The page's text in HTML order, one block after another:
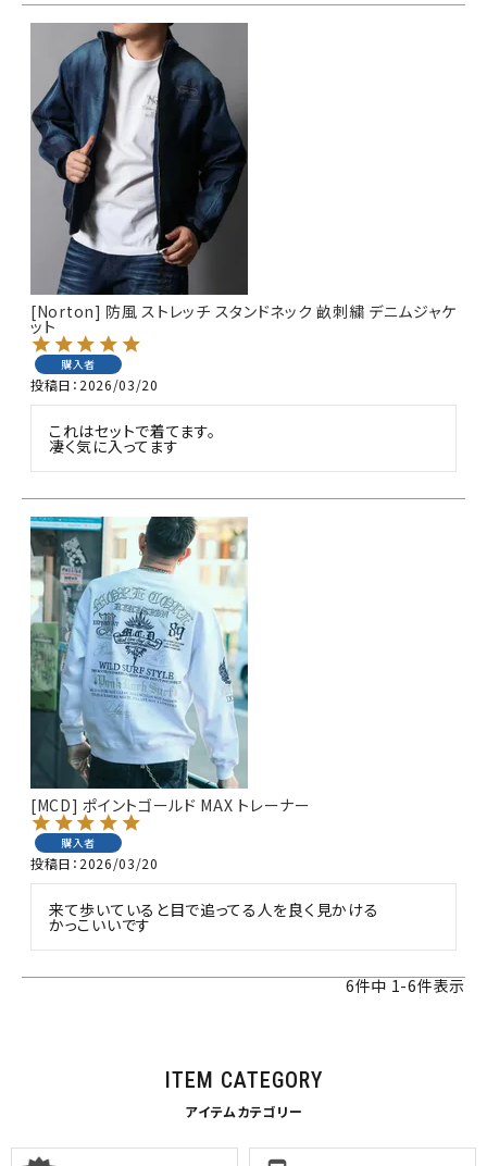
[Norton] 防風 ストレッチ スタンドネック 畝刺繍 デニムジャケ
ット
購入者
投稿日 2026/03/20
これはセットで着てます。
凄く気に入ってます
[MCD] ポイントゴールド MAX トレーナー
購入者
投稿日 2026/03/20
来て歩いていると目で追ってる人を良く見かける
かっこいいです
6件中 1-6件表示
ITEM CATEGORY
アイテムカテゴリー